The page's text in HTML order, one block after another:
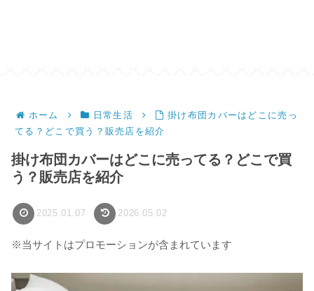
ホーム 日常生活
掛け布団カバーはどこに売っ
てる？どこで買う？販売店を紹介
掛け布団カバーはどこに売ってる？どこで買
う？販売店を紹介
2025.01.07 2026.05.02
※当サイトはプロモーションが含まれています